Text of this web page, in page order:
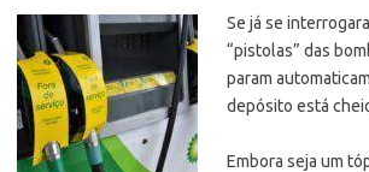
Se já se
“pistolas” das
param
depósito está
Embora seja um